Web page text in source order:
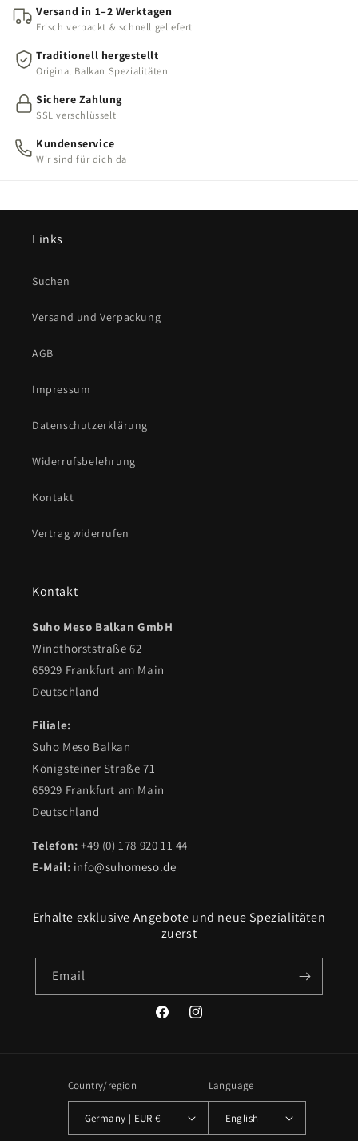
Versand in 1–2 Werktagen
Frisch verpackt & schnell geliefert
Traditionell hergestellt
Original Balkan Spezialitäten
Sichere Zahlung
SSL verschlüsselt
Kundenservice
Wir sind für dich da
Links
Suchen
Versand und Verpackung
AGB
Impressum
Datenschutzerklärung
Widerrufsbelehrung
Kontakt
Vertrag widerrufen
Kontakt
Suho Meso Balkan GmbH
Windthorststraße 62
65929 Frankfurt am Main
Deutschland
Filiale:
Suho Meso Balkan
Königsteiner Straße 71
65929 Frankfurt am Main
Deutschland
Telefon: +49 (0) 178 920 11 44
E-Mail: info@suhomeso.de
Erhalte exklusive Angebote und neue Spezialitäten
zuerst
Email
FacebookInstagram
Country/region
Germany | EUR €
Language
English